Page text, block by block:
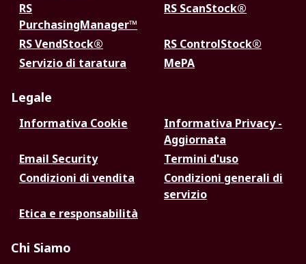
RS
PurchasingManager™
RS ScanStock®
RS VendStock®
RS ControlStock®
Servizio di taratura
MePA
Legale
Informativa Cookie
Informativa Privacy -
Aggiornata
Email Security
Termini d'uso
Condizioni di vendita
Condizioni generali di
servizio
Etica e responsabilità
Chi Siamo